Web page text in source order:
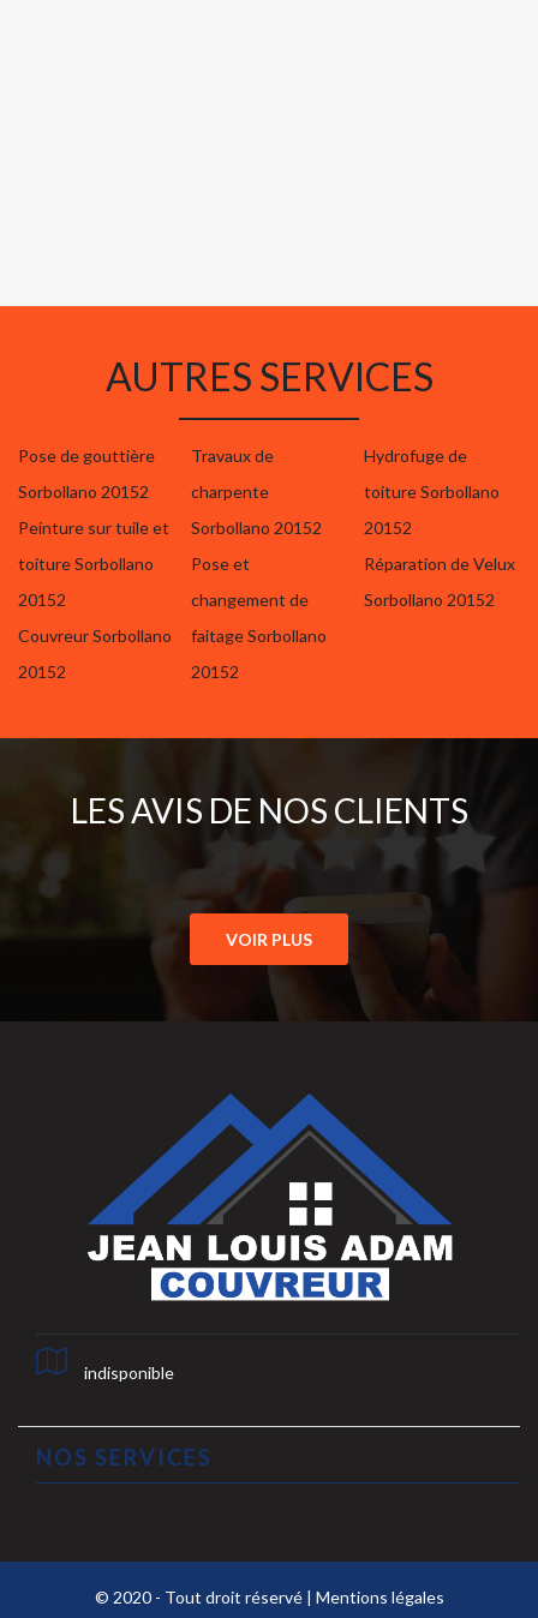
AUTRES SERVICES
Pose de gouttière
Sorbollano 20152
Peinture sur tuile et
toiture Sorbollano
20152
Couvreur Sorbollano
20152
Travaux de
charpente
Sorbollano 20152
Pose et
changement de
faitage Sorbollano
20152
Hydrofuge de
toiture Sorbollano
20152
Réparation de Velux
Sorbollano 20152
LES AVIS DE NOS CLIENTS
VOIR PLUS
indisponible
NOS SERVICES
© 2020 - Tout droit réservé | Mentions légales